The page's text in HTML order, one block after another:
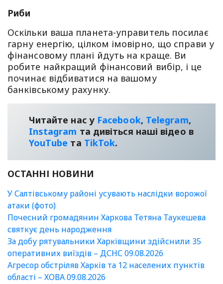
Риби
Оскільки ваша планета-управитель посилає
гарну енергію, цілком імовірно, що справи у
фінансовому плані йдуть на краще. Ви
робите найкращий фінансовий вибір, і це
починає відбиватися на вашому
банківському рахунку.
Читайте нас у Facebook, Telegram,
Instagram та дивіться наші відео в
YouТube та TikTok.
ОСТАННІ НОВИНИ
У Салтівському районі усувають наслідки ворожої
атаки (фото)
Почесний громадянин Харкова Тетяна Таукешева
святкує день народження
За добу рятувальники Харківщини здійснили 35
оперативних виїздів – ДСНС 09.08.2026
Агресор обстріляв Харків та 12 населених пунктів
області – ХОВА 09.08.2026